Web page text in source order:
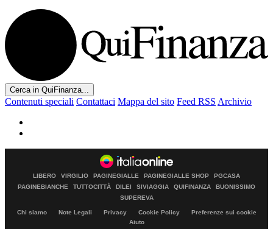
Cerca in QuiFinanza...
Contenuti speciali Contattaci Mappa del sito Feed RSS Archivio
LIBERO VIRGILIO PAGINEGIALLE PAGINEGIALLE SHOP
PGCASA
PAGINEBIANCHE
TUTTOCITTÀ DILEI SIVIAGGIA QUIFINANZA
BUONISSIMO
SUPEREVA
Chi siamo Note Legali Privacy Cookie Policy
Preferenze sui cookie
Aiuto